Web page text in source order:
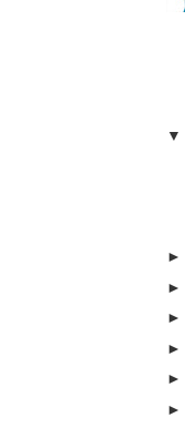
▼
►
►
►
►
►
►